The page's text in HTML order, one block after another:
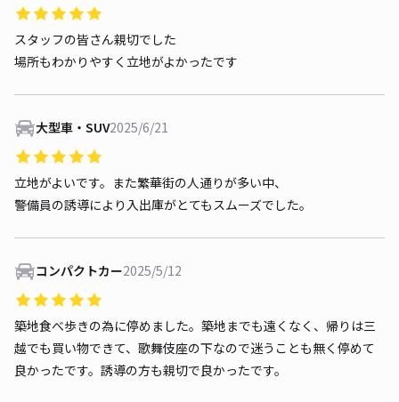
スタッフの皆さん親切でした
場所もわかりやすく立地がよかったです
大型車・SUV2025/6/21
立地がよいです。また繁華街の人通りが多い中、
警備員の誘導により入出庫がとてもスムーズでした。
コンパクトカー2025/5/12
築地食べ歩きの為に停めました。築地までも遠くなく、帰りは三
越でも買い物できて、歌舞伎座の下なので迷うことも無く停めて
良かったです。誘導の方も親切で良かったです。